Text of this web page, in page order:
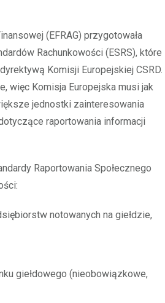
(EFRAG) przygotowała
Rachunkowości (ESRS), które
Komisji Europejskiej CSRD.
więc Komisja Europejska musi jak
jednostki zainteresowania
raportowania informacji
Raportowania Społecznego
notowanych na giełdzie,
giełdowego (nieobowiązkowe,